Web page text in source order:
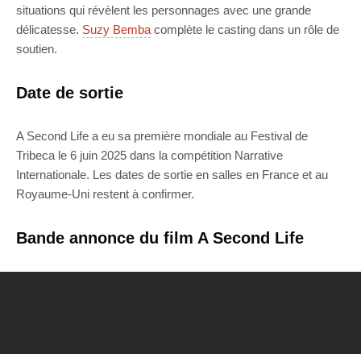
situations qui révèlent les personnages avec une grande
délicatesse. Suzy Bemba complète le casting dans un rôle de
soutien.
Date de sortie
A Second Life a eu sa première mondiale au Festival de
Tribeca le 6 juin 2025 dans la compétition Narrative
Internationale. Les dates de sortie en salles en France et au
Royaume-Uni restent à confirmer.
Bande annonce du film A Second Life